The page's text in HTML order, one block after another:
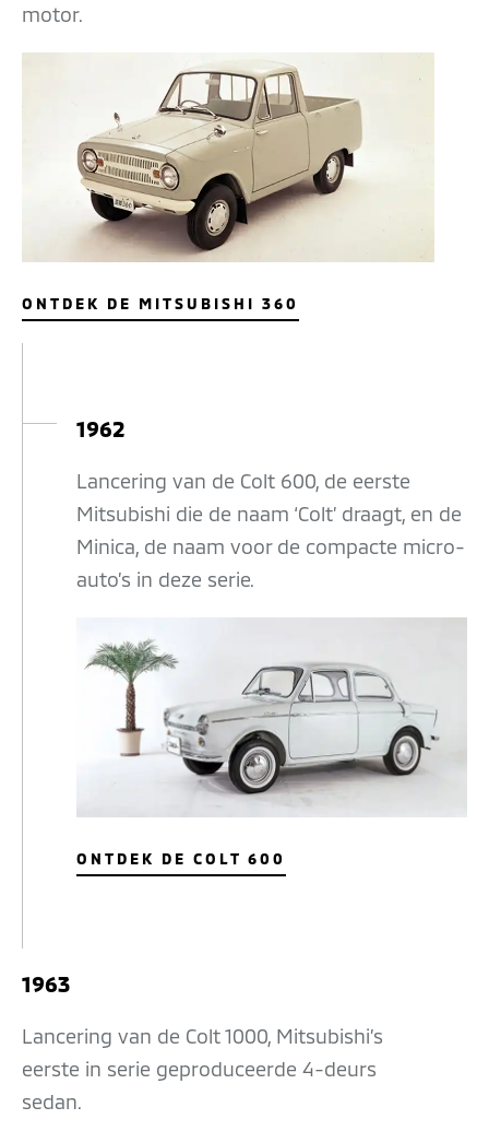
motor.
ONTDEK DE MITSUBISHI 360
1962
Lancering van de Colt 600, de eerste
Mitsubishi die de naam ‘Colt’ draagt, en de
Minica, de naam voor de compacte micro-
auto’s in deze serie.
ONTDEK DE COLT 600
1963
Lancering van de Colt 1000, Mitsubishi’s
eerste in serie geproduceerde 4-deurs
sedan.